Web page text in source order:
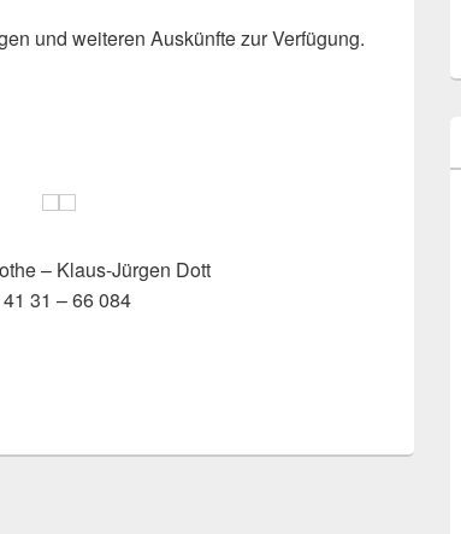
und weiteren Auskünfte zur Verfügung.
– Klaus-Jürgen Dott
31 – 66 084